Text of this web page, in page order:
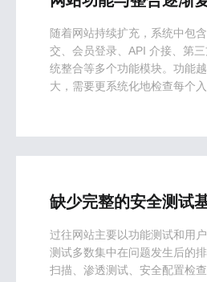
随着网站持续扩充，系统中包
交、会员登录、API 介接、第
统整合等多个功能模块。功能
大，需要更系统化地检查每个入
缺少完整的安全测试
过往网站主要以功能测试和用
测试多数集中在问题发生后的
扫描、渗透测试、安全配置检查